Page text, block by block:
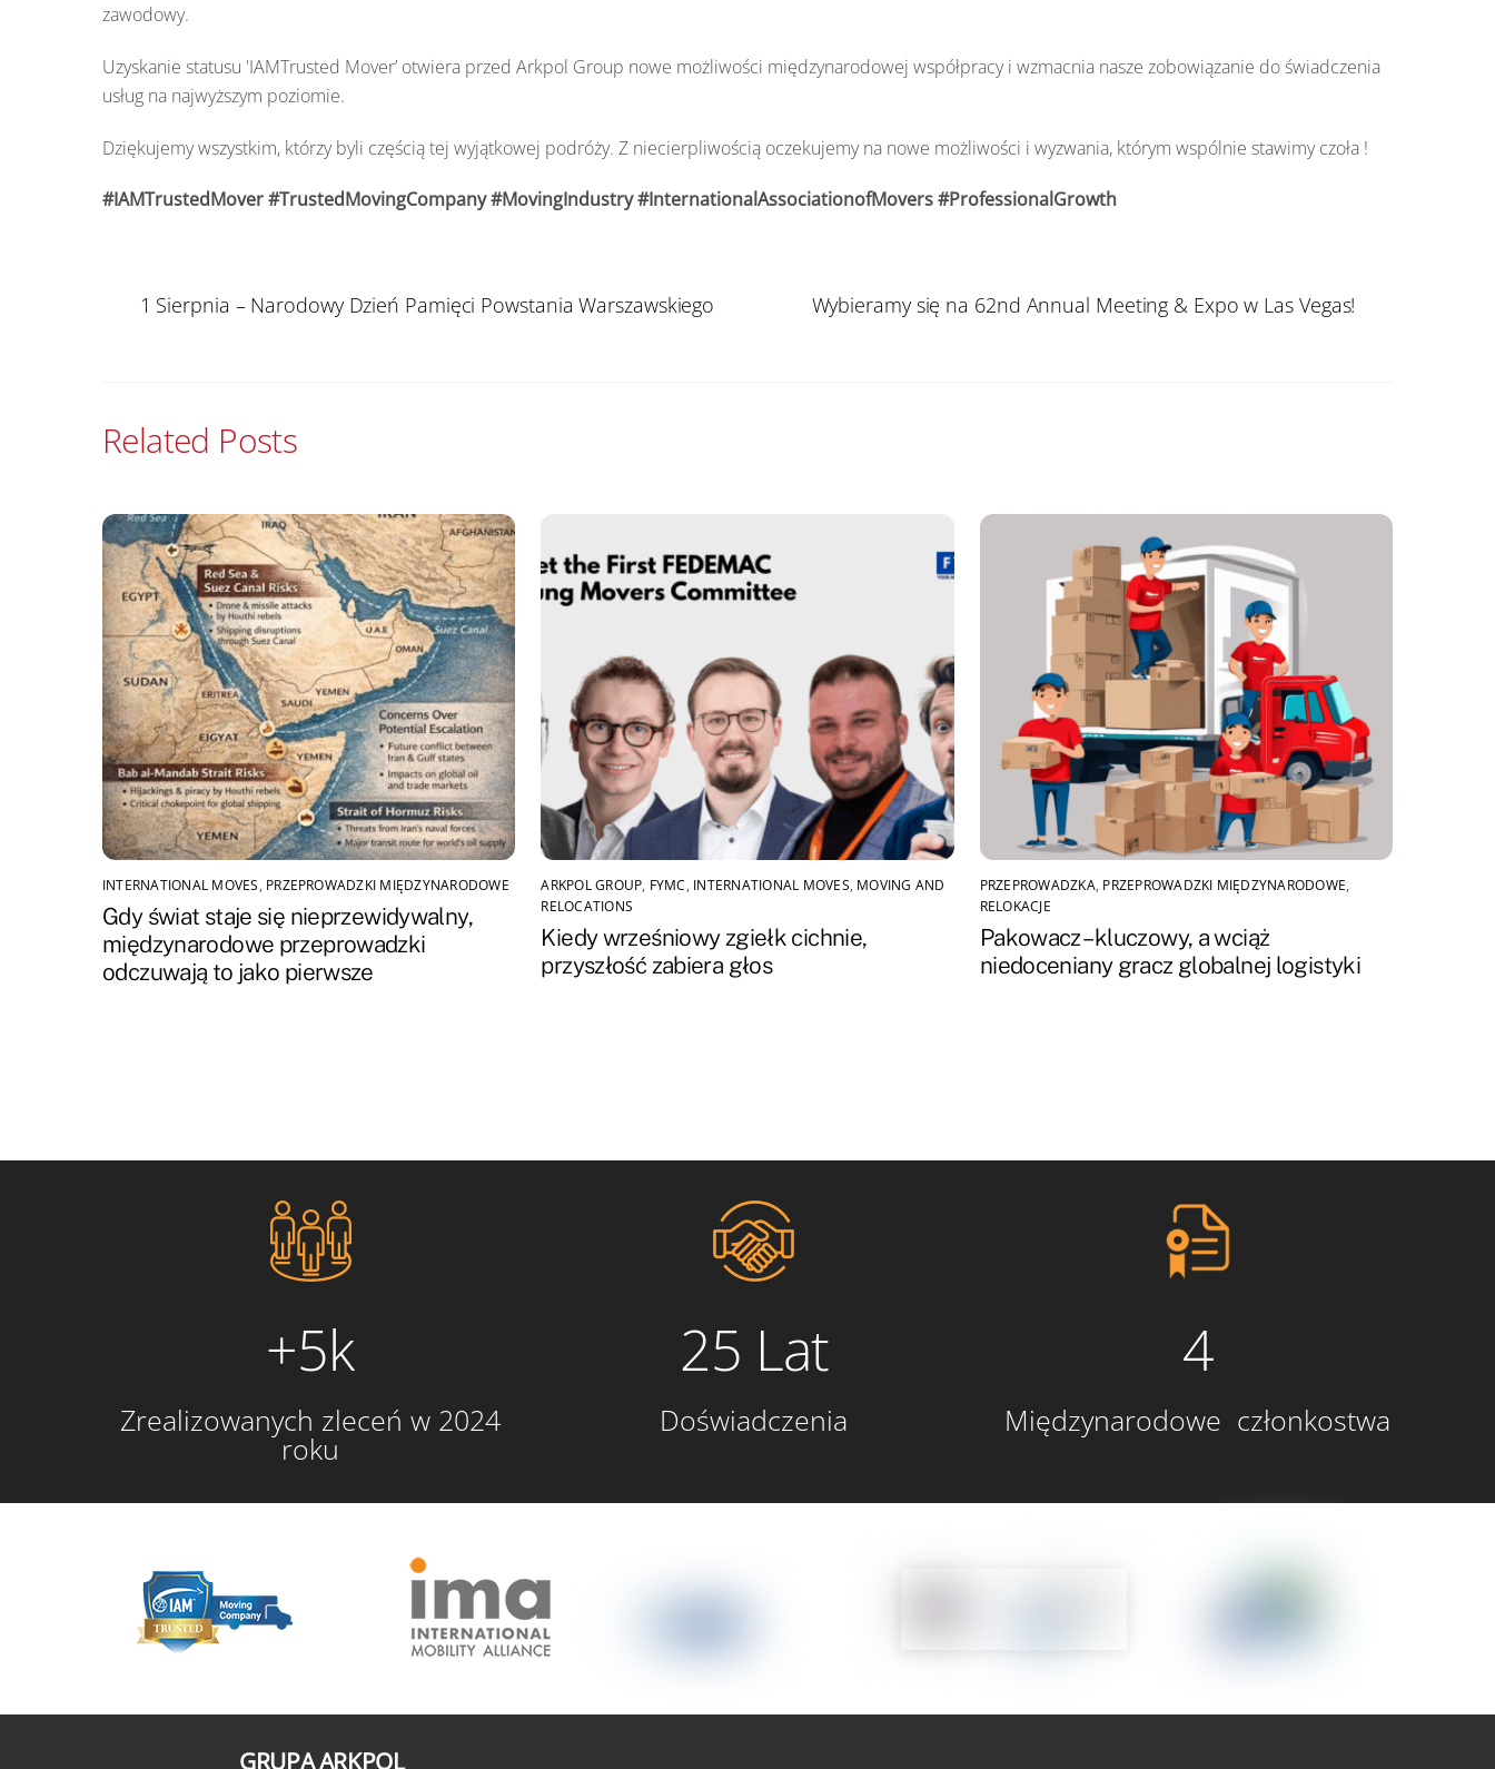
zawodowy.
Uzyskanie statusu 'IAMTrusted Mover’ otwiera przed Arkpol Group nowe możliwości międzynarodowej współpracy i wzmacnia nasze zobowiązanie do świadczenia
usług na najwyższym poziomie.
Dziękujemy wszystkim, którzy byli częścią tej wyjątkowej podróży. Z niecierpliwością oczekujemy na nowe możliwości i wyzwania, którym wspólnie stawimy czoła !
#IAMTrustedMover#TrustedMovingCompany#MovingIndustry#InternationalAssociationofMovers#ProfessionalGrowth
1 Sierpnia – Narodowy Dzień Pamięci Powstania Warszawskiego Wybieramy się na 62nd Annual Meeting & Expo w Las Vegas!
Related Posts
INTERNATIONAL MOVES, PRZEPROWADZKI MIĘDZYNARODOWE
Gdy świat staje się nieprzewidywalny,
międzynarodowe przeprowadzki
odczuwają to jako pierwsze
ARKPOL GROUP, FYMC, INTERNATIONAL MOVES, MOVING AND
RELOCATIONS
Kiedy wrześniowy zgiełk cichnie,
przyszłość zabiera głos
PRZEPROWADZKA, PRZEPROWADZKI MIĘDZYNARODOWE,
RELOKACJE
Pakowacz – kluczowy, a wciąż
niedoceniany gracz globalnej logistyki
+5k
Zrealizowanych zleceń w 2024
roku
25 Lat
Doświadczenia
4
Międzynarodowe członkostwa
GRUPA ARKPOL